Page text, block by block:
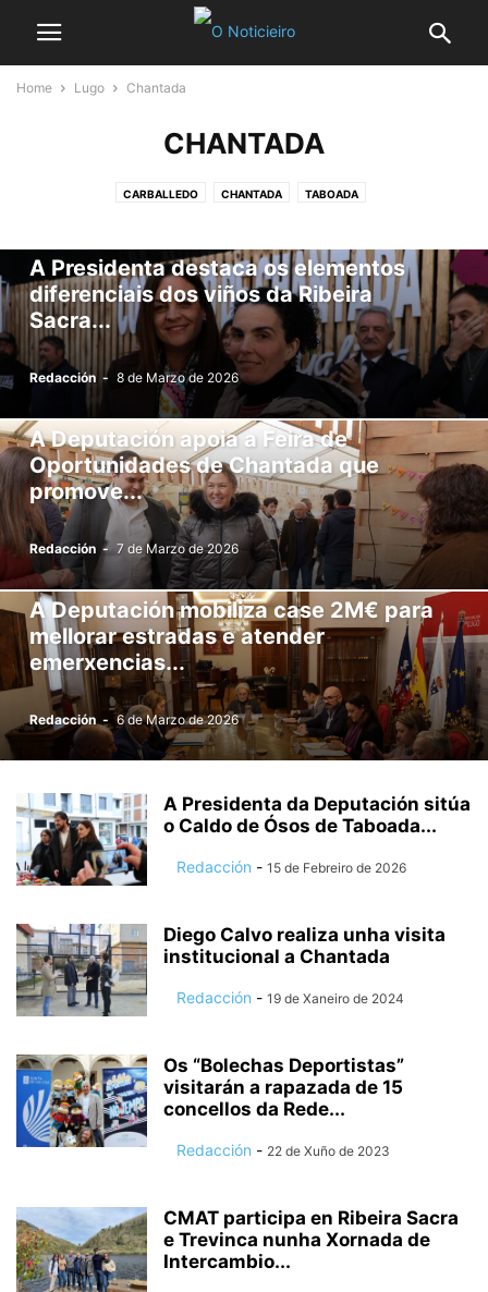
Home Lugo Chantada
CHANTADA
CARBALLEDO CHANTADA TABOADA
A Presidenta destaca os elementos
diferenciais dos viños da Ribeira
Sacra...
Redacción - 8 de Marzo de 2026
A Deputación apoia a Feira de
Oportunidades de Chantada que
promove...
Redacción - 7 de Marzo de 2026
A Deputación mobiliza case 2M€ para
mellorar estradas e atender
emerxencias...
Redacción - 6 de Marzo de 2026
A Presidenta da Deputación sitúa
o Caldo de Ósos de Taboada...
Redacción - 15 de Febreiro de 2026
Diego Calvo realiza unha visita
institucional a Chantada
Redacción - 19 de Xaneiro de 2024
Os “Bolechas Deportistas”
visitarán a rapazada de 15
concellos da Rede...
Redacción - 22 de Xuño de 2023
CMAT participa en Ribeira Sacra
e Trevinca nunha Xornada de
Intercambio...